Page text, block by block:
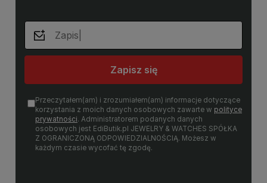
Zapisz się
Przeczytałem(am) i zrozumiałem(am) informacje dotyczące
korzystania z moich danych osobowych zawarte w polityce
prywatności. Administratorem podanych danych
osobowych jest EdiButik.pl JEWELRY & WATCHES SPÓŁKA
Z OGRANICZONĄ ODPOWIEDZIALNOŚCIĄ. Możesz w
każdym czasie wycofać tę zgodę.